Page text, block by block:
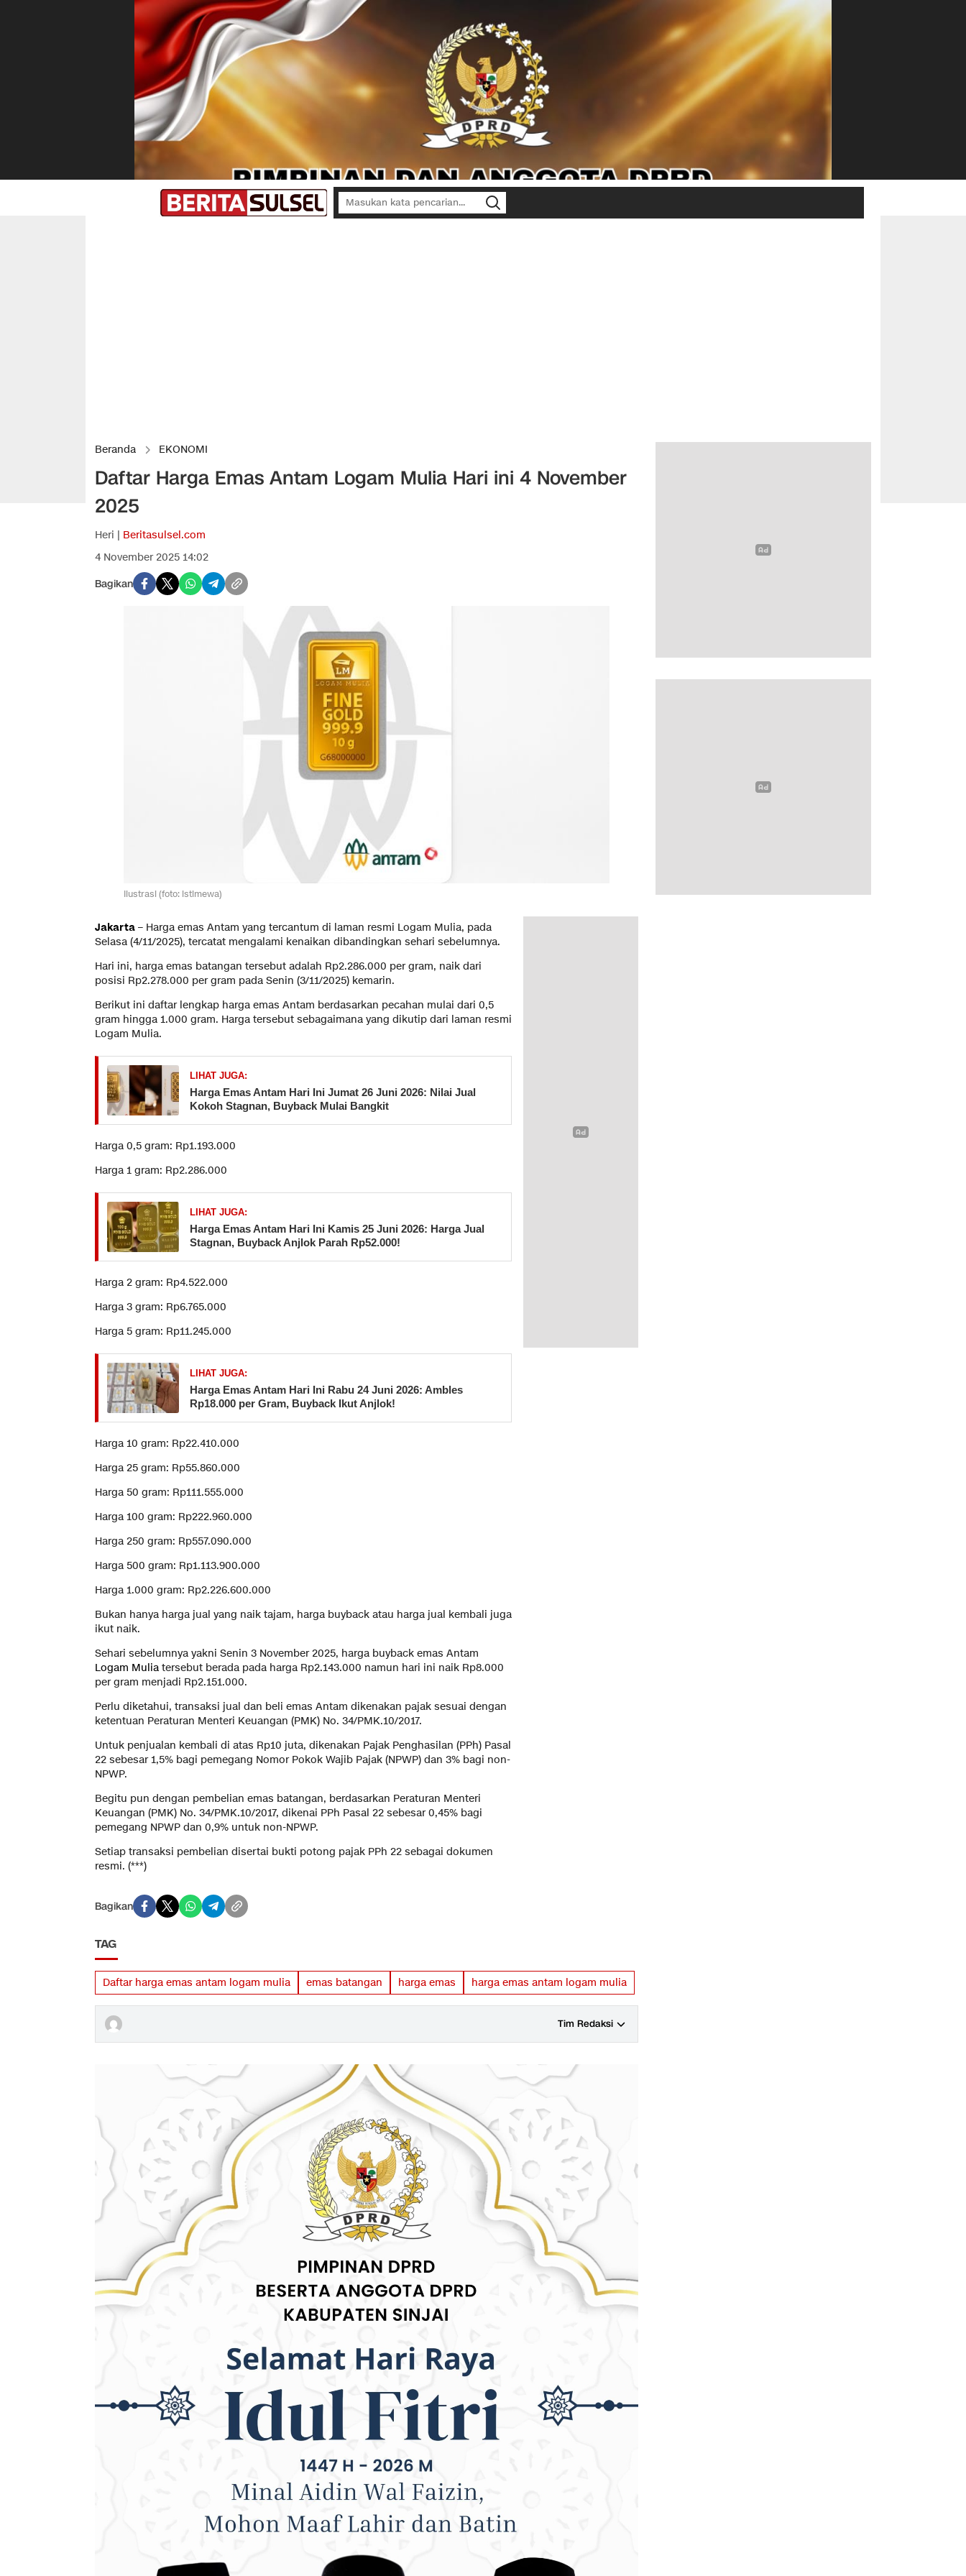
Beranda EKONOMI
Daftar Harga Emas Antam Logam Mulia Hari ini 4 November
2025
Heri | Beritasulsel.com
4 November 2025 14:02
Bagikan
Ilustrasi (foto: istimewa)
Jakarta – Harga emas Antam yang tercantum di laman resmi Logam Mulia, pada
Selasa (4/11/2025), tercatat mengalami kenaikan dibandingkan sehari sebelumnya.
Hari ini, harga emas batangan tersebut adalah Rp2.286.000 per gram, naik dari
posisi Rp2.278.000 per gram pada Senin (3/11/2025) kemarin.
Berikut ini daftar lengkap harga emas Antam berdasarkan pecahan mulai dari 0,5
gram hingga 1.000 gram. Harga tersebut sebagaimana yang dikutip dari laman resmi
Logam Mulia.
LIHAT JUGA:
Harga Emas Antam Hari Ini Jumat 26 Juni 2026: Nilai Jual
Kokoh Stagnan, Buyback Mulai Bangkit
Harga 0,5 gram: Rp1.193.000
Harga 1 gram: Rp2.286.000
LIHAT JUGA:
Harga Emas Antam Hari Ini Kamis 25 Juni 2026: Harga Jual
Stagnan, Buyback Anjlok Parah Rp52.000!
Harga 2 gram: Rp4.522.000
Harga 3 gram: Rp6.765.000
Harga 5 gram: Rp11.245.000
LIHAT JUGA:
Harga Emas Antam Hari Ini Rabu 24 Juni 2026: Ambles
Rp18.000 per Gram, Buyback Ikut Anjlok!
Harga 10 gram: Rp22.410.000
Harga 25 gram: Rp55.860.000
Harga 50 gram: Rp111.555.000
Harga 100 gram: Rp222.960.000
Harga 250 gram: Rp557.090.000
Harga 500 gram: Rp1.113.900.000
Harga 1.000 gram: Rp2.226.600.000
Bukan hanya harga jual yang naik tajam, harga buyback atau harga jual kembali juga
ikut naik.
Sehari sebelumnya yakni Senin 3 November 2025, harga buyback emas Antam
Logam Mulia tersebut berada pada harga Rp2.143.000 namun hari ini naik Rp8.000
per gram menjadi Rp2.151.000.
Perlu diketahui, transaksi jual dan beli emas Antam dikenakan pajak sesuai dengan
ketentuan Peraturan Menteri Keuangan (PMK) No. 34/PMK.10/2017.
Untuk penjualan kembali di atas Rp10 juta, dikenakan Pajak Penghasilan (PPh) Pasal
22 sebesar 1,5% bagi pemegang Nomor Pokok Wajib Pajak (NPWP) dan 3% bagi non-
NPWP.
Begitu pun dengan pembelian emas batangan, berdasarkan Peraturan Menteri
Keuangan (PMK) No. 34/PMK.10/2017, dikenai PPh Pasal 22 sebesar 0,45% bagi
pemegang NPWP dan 0,9% untuk non-NPWP.
Setiap transaksi pembelian disertai bukti potong pajak PPh 22 sebagai dokumen
resmi. (***)
Bagikan
TAG
Daftar harga emas antam logam mulia emas batangan harga emas harga emas antam logam mulia
Tim Redaksi